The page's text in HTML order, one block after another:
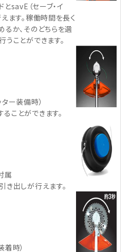
savE（セーブ・イ
ます。稼働時間を長く
るか、そのどちらを選
ことができます。
ー装備時）
ことができます。
属
き出しが行えます。
時）